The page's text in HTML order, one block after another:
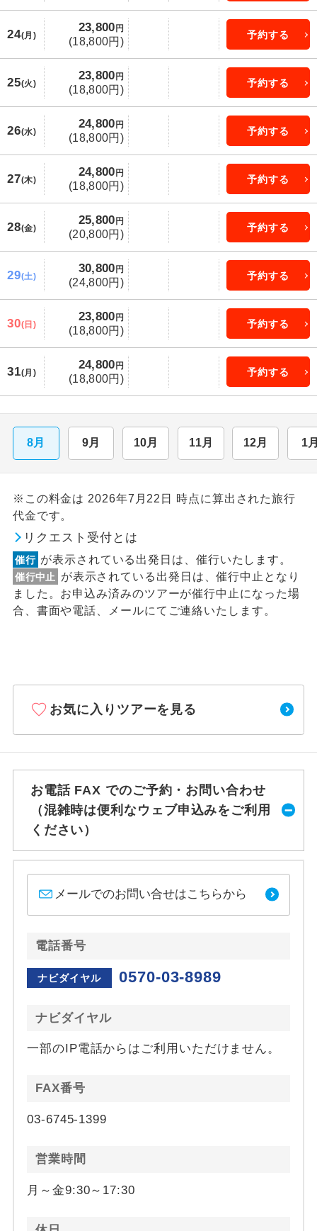
24(月)
23,800 円
(18,800円)
予約する
25(火)
23,800 円
(18,800円)
予約する
26(水)
24,800 円
(18,800円)
予約する
27(木)
24,800 円
(18,800円)
予約する
28(金)
25,800 円
(20,800円)
予約する
29(土)
30,800 円
(24,800円)
予約する
30(日)
23,800 円
(18,800円)
予約する
31(月)
24,800 円
(18,800円)
予約する
8月 9月 10月 11月 12月 1
※この料金は 2026年7月22日 時点に算出された旅行
代金です。
リクエスト受付とは
催行 が表示されている出発日は、催行いたします。
催行中止
が表示されている出発日は、催行中止となり
ました。お申込み済みのツアーが催行中止になった場
合、書面や電話、メールにてご連絡いたします。
お気に入りツアーを見る
お電話 FAX でのご予約・お問い合わせ
（混雑時は便利なウェブ申込みをご利用
ください）
メールでのお問い合せはこちらから
電話番号
ナビダイヤル 0570-03-8989
ナビダイヤル
一部のIP電話からはご利用いただけません。
FAX番号
03-6745-1399
営業時間
月～金9:30～17:30